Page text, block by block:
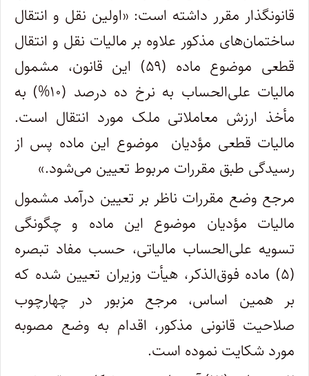
قانونگذار مقرر داشته است: «اولین نقل و انتقال
ساختمان‌های مذکور علاوه بر مالیات نقل و انتقال
قطعی موضوع ماده (۵۹) این قانون، مشمول
مالیات علی‌الحساب به نرخ ده درصد (۱۰%) به
مأخذ ارزش معاملاتی ملک مورد انتقال است.
مالیات قطعی مؤدیان موضوع این ماده پس از
رسیدگی طبق مقررات مربوط تعیین می‌شود.»
مرجع وضع مقررات ناظر بر تعیین درآمد مشمول
مالیات مؤدیان موضوع این ماده و چگونگی
تسویه علی‌الحساب مالیاتی، حسب مفاد تبصره
(۵) ماده فوق‌الذکر، هیأت وزیران تعیین شده که
بر همین اساس، مرجع مزبور در چهارچوب
صلاحیت قانونی مذکور، اقدام به وضع مصوبه
مورد شکایت نموده است.